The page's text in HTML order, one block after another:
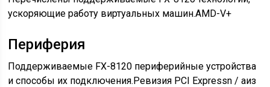
ускоряющие работу виртуальных машин.AMD-V+
Периферия
Поддерживаемые FX-8120 периферийные устройства
и способы их подключения.Ревизия PCI Expressn / aиз